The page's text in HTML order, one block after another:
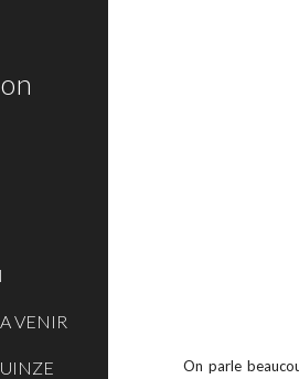
VENIR
On parle